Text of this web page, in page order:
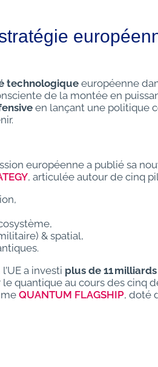
technologique européenne
de la montée en
en lançant une politique
européenne a publié sa
, articulée autour de cinq
& spatial,
l’UE a investi plus de 11 milliards
le quantique au cours des cinq
QUANTUM FLAGSHIP, doté